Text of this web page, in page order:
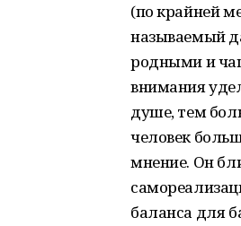
(по крайней
называемый
родными и
внимания
душе, тем
человек
мнение. Он
баланса для